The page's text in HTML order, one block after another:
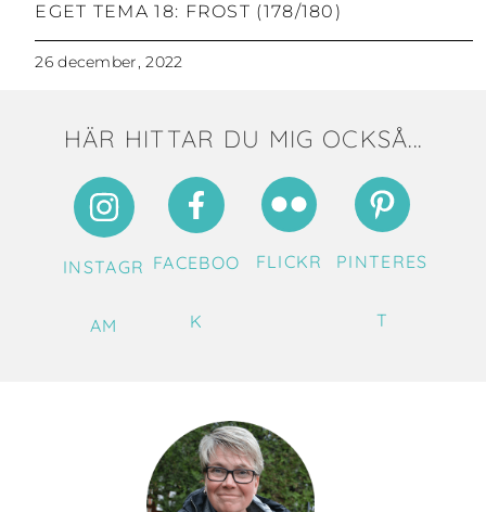
EGET TEMA 18: FROST (178/180)
26 december, 2022
HÄR HITTAR DU MIG OCKSÅ...
INSTAGR
AM
FACEBOO
K
FLICKR PINTERES
T